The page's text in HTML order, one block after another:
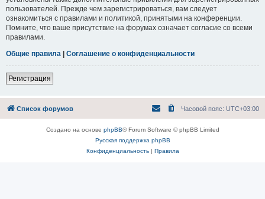
пользователей. Прежде чем зарегистрироваться, вам следует
ознакомиться с правилами и политикой, принятыми на конференции.
Помните, что ваше присутствие на форумах означает согласие со всеми
правилами.
Общие правила | Соглашение о конфиденциальности
Регистрация
Список форумов Часовой пояс: UTC+03:00
Создано на основе phpBB® Forum Software © phpBB Limited
Русская поддержка phpBB
Конфиденциальность| Правила